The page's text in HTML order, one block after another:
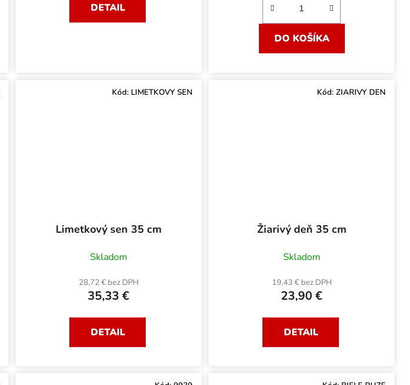
DETAIL
DO KOŠÍKA
Limetkový sen 35 cm
Skladom
28,72 € bez DPH
35,33 €
DETAIL
Kód: LIMETKOVY SEN
Žiarivý deň 35 cm
Skladom
19,43 € bez DPH
23,90 €
DETAIL
Kód: ZIARIVY DEN